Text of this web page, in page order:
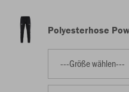
Polyesterhose
---Größe wählen---